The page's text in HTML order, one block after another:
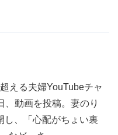
える夫婦YouTubeチャ
、動画を投稿。妻のり
し、「心配がちょい裏